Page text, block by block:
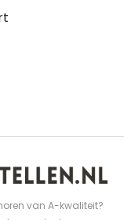
van A-kwaliteit?